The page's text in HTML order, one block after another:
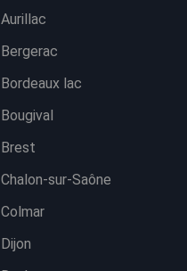
Aurillac
Bergerac
Bordeaux lac
Bougival
Brest
Chalon-sur-Saône
Colmar
Dijon